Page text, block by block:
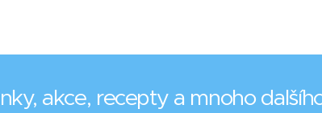
akce, recepty a mnoho